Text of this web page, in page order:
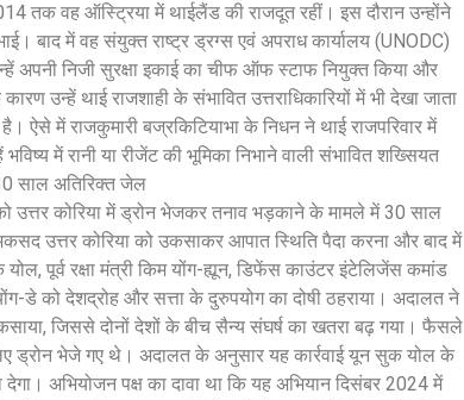
तक वह ऑस्ट्रिया में थाईलैंड की राजदूत रहीं। इस दौरान उन्होंने
बाद में वह संयुक्त राष्ट्र ड्रग्स एवं अपराध कार्यालय (UNODC)
अपनी निजी सुरक्षा इकाई का चीफ ऑफ स्टाफ नियुक्त किया और
उन्हें थाई राजशाही के संभावित उत्तराधिकारियों में भी देखा जाता
ऐसे में राजकुमारी बज्रकिटियाभा के निधन ने थाई राजपरिवार में
में रानी या रीजेंट की भूमिका निभाने वाली संभावित शख्सियत
साल अतिरिक्त जेल
उत्तर कोरिया में ड्रोन भेजकर तनाव भड़काने के मामले में 30 साल
उत्तर कोरिया को उकसाकर आपात स्थिति पैदा करना और बाद में
पूर्व रक्षा मंत्री किम योंग-ह्यून, डिफेंस काउंटर इंटेलिजेंस कमांड
डे को देशद्रोह और सत्ता के दुरुपयोग का दोषी ठहराया। अदालत ने
जिससे दोनों देशों के बीच सैन्य संघर्ष का खतरा बढ़ गया। फैसले
ड्रोन भेजे गए थे। अदालत के अनुसार यह कार्रवाई यून सुक योल के
देगा। अभियोजन पक्ष का दावा था कि यह अभियान दिसंबर 2024 में